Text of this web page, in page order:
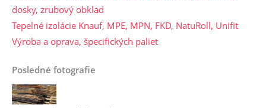
dosky, zrubový obklad
Tepelné izolácie Knauf, MPE, MPN, FKD, NatuRoll, Unifit
Výroba a oprava, špecifických paliet
Posledné fotografie